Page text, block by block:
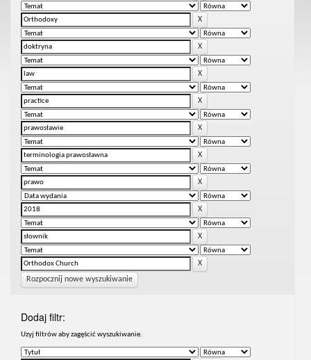
Rozpocznij nowe wyszukiwanie
Dodaj filtr:
Uzyj filtrów aby zagęścić wyszukiwanie.